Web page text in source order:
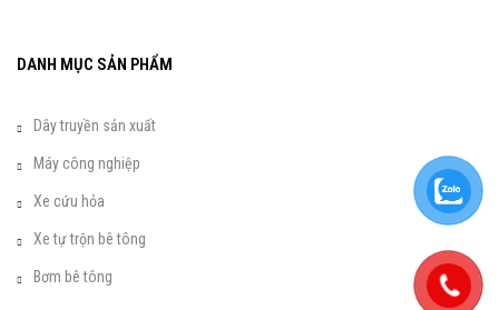
DANH MỤC SẢN PHẨM
Dây truyền sản xuất
Máy công nghiệp
Xe cứu hỏa
Xe tự trộn bê tông
Bơm bê tông